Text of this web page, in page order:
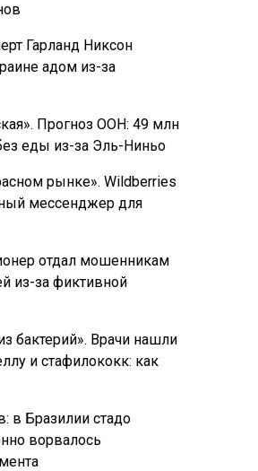
Гарланд Никсон
адом из-за
Прогноз ООН: 49 млн
еды из-за Эль-Ниньо
рынке». Wildberries
мессенджер для
отдал мошенникам
из-за фиктивной
бактерий». Врачи нашли
и стафилококк: как
в Бразилии стадо
ворвалось